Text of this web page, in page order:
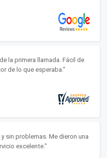
la primera llamada. Fácil de
de lo que esperaba."
sin problemas. Me dieron una
excelente."